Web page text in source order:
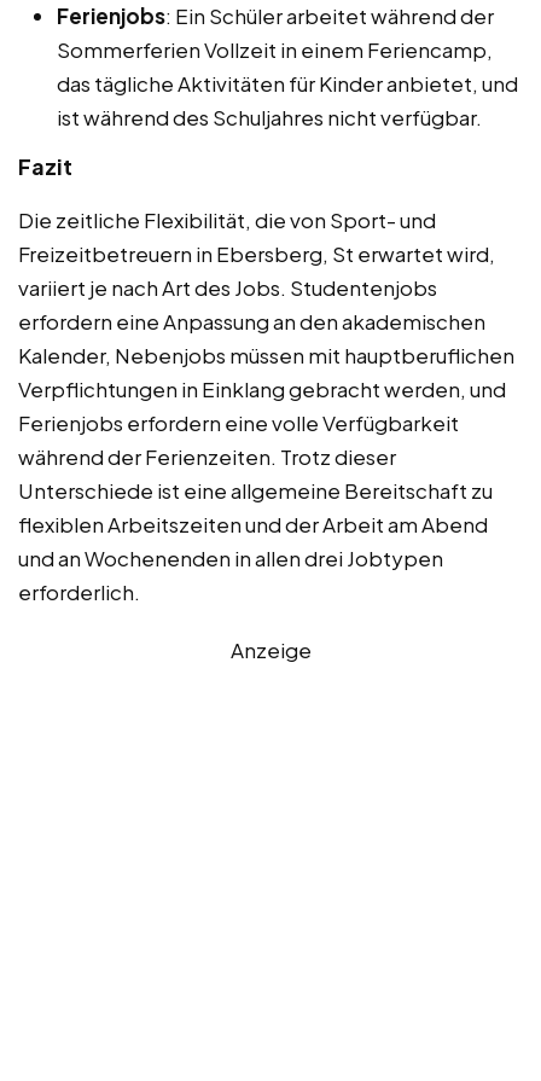
Ferienjobs: Ein Schüler arbeitet während der
Sommerferien Vollzeit in einem Feriencamp,
das tägliche Aktivitäten für Kinder anbietet, und
ist während des Schuljahres nicht verfügbar.
Fazit
Die zeitliche Flexibilität, die von Sport- und
Freizeitbetreuern in Ebersberg, St erwartet wird,
variiert je nach Art des Jobs. Studentenjobs
erfordern eine Anpassung an den akademischen
Kalender, Nebenjobs müssen mit hauptberuflichen
Verpflichtungen in Einklang gebracht werden, und
Ferienjobs erfordern eine volle Verfügbarkeit
während der Ferienzeiten. Trotz dieser
Unterschiede ist eine allgemeine Bereitschaft zu
flexiblen Arbeitszeiten und der Arbeit am Abend
und an Wochenenden in allen drei Jobtypen
erforderlich.
Anzeige